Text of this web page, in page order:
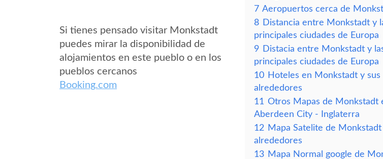
Si tienes pensado visitar Monkstadt
puedes mirar la disponibilidad de
alojamientos en este pueblo o en los
pueblos cercanos
Booking.com
7 Aeropuertos cerca de
8 Distancia entre Monkstadt y
principales ciudades de Europa
9 Distacia entre Monkstadt y
principales ciudades de Europa
10 Hoteles en Monkstadt y sus
alrededores
11 Otros Mapas de Monkstadt
Aberdeen City - Inglaterra
12 Mapa Satelite de Monkstadt
alrededores
13 Mapa Normal google de